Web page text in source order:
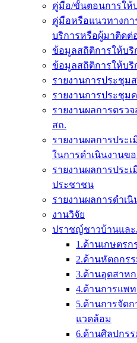
คู่มือ/ขั้นตอนการให้
คู่มือหรือแนวทางกา
บริการหรือผู้มาติดต่
ข้อมูลสถิติการให้บริ
ข้อมูลสถิติการให้บริก
รายงานการประชุม
รายงานการประชุ
รายงานผลการตรว
สถ.
รายงานผลการประ
ในการดำเนินงานข
รายงานผลการประ
ประชาชน
รายงานผลการดำเนิ
งานวิจัย
ปราชญ์ชาวบ้านแล
1.ด้านเกษตรก
2.ด้านหัตถกร
3.ด้านอุตสาห
4.ด้านการแพ
5.ด้านการจัด
แวดล้อม
6.ด้านศิลปกรร